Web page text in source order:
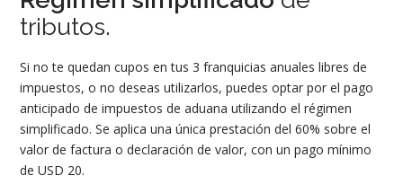
tributos.
Si no te quedan cupos en tus 3 franquicias anuales libres de
impuestos, o no deseas utilizarlos, puedes optar por el pago
anticipado de impuestos de aduana utilizando el régimen
simplificado. Se aplica una única prestación del 60% sobre el
valor de factura o declaración de valor, con un pago mínimo
de USD 20.